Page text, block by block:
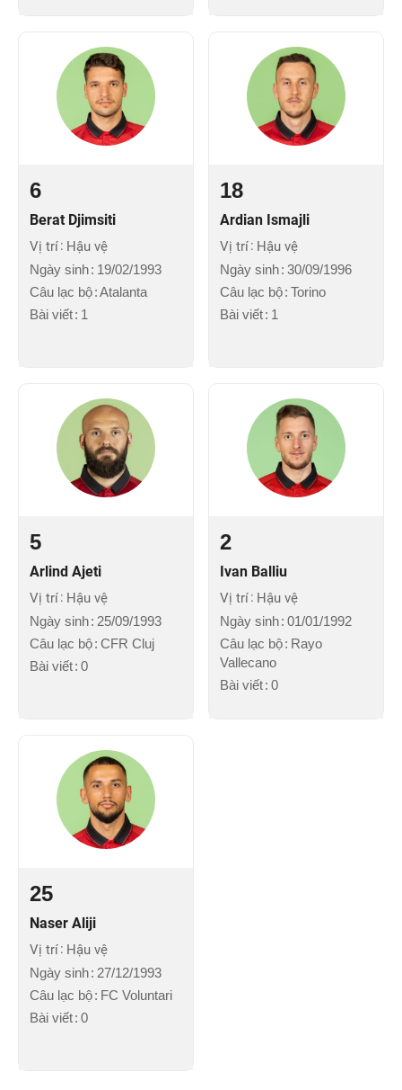
6
Berat Djimsiti
Vị trí Hậu vệ
Ngày sinh 19/02/1993
Câu lạc bộ Atalanta
Bài viết 1
18
Ardian Ismajli
Vị trí Hậu vệ
Ngày sinh 30/09/1996
Câu lạc bộ Torino
Bài viết 1
5
Arlind Ajeti
Vị trí Hậu vệ
Ngày sinh 25/09/1993
Câu lạc bộ CFR Cluj
Bài viết 0
2
Ivan Balliu
Vị trí Hậu vệ
Ngày sinh 01/01/1992
Câu lạc bộ Rayo
Vallecano
Bài viết 0
25
Naser Aliji
Vị trí Hậu vệ
Ngày sinh 27/12/1993
Câu lạc bộ FC Voluntari
Bài viết 0